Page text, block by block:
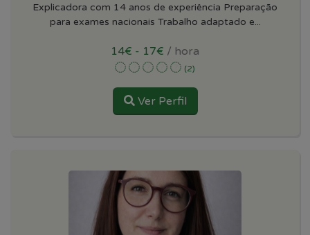
Explicadora com 14 anos de experiência Preparação
para exames nacionais Trabalho adaptado e...
14€ - 17€ / hora
(2)
Ver Perfil